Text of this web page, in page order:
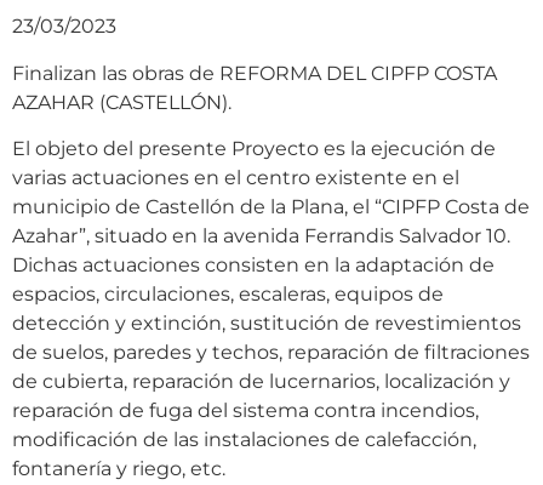
23/03/2023
Finalizan las obras de REFORMA DEL CIPFP COSTA
AZAHAR (CASTELLÓN).
El objeto del presente Proyecto es la ejecución de
varias actuaciones en el centro existente en el
municipio de Castellón de la Plana, el “CIPFP Costa de
Azahar”, situado en la avenida Ferrandis Salvador 10.
Dichas actuaciones consisten en la adaptación de
espacios, circulaciones, escaleras, equipos de
detección y extinción, sustitución de revestimientos
de suelos, paredes y techos, reparación de filtraciones
de cubierta, reparación de lucernarios, localización y
reparación de fuga del sistema contra incendios,
modificación de las instalaciones de calefacción,
fontanería y riego, etc.